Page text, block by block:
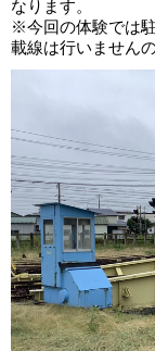
なります。
※今回の体験では
載線は行いません